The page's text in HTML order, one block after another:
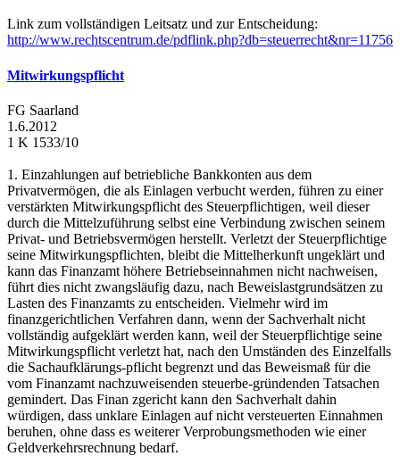
Link zum vollständigen Leitsatz und zur Entscheidung:
http://www.rechtscentrum.de/pdflink.php?db=steuerrecht&nr=11756
Mitwirkungspflicht
FG Saarland
1.6.2012
1 K 1533/10
1. Einzahlungen auf betriebliche Bankkonten aus dem
Privatvermögen, die als Einlagen verbucht werden, führen zu einer
verstärkten Mitwirkungspflicht des Steuerpflichtigen, weil dieser
durch die Mittelzuführung selbst eine Verbindung zwischen seinem
Privat- und Betriebsvermögen herstellt. Verletzt der Steuerpflichtige
seine Mitwirkungspflichten, bleibt die Mittelherkunft ungeklärt und
kann das Finanzamt höhere Betriebseinnahmen nicht nachweisen,
führt dies nicht zwangsläufig dazu, nach Beweislastgrundsätzen zu
Lasten des Finanzamts zu entscheiden. Vielmehr wird im
finanzgerichtlichen Verfahren dann, wenn der Sachverhalt nicht
vollständig aufgeklärt werden kann, weil der Steuerpflichtige seine
Mitwirkungspflicht verletzt hat, nach den Umständen des Einzelfalls
die Sachaufklärungs-pflicht begrenzt und das Beweismaß für die
vom Finanzamt nachzuweisenden steuerbe-gründenden Tatsachen
gemindert. Das Finan zgericht kann den Sachverhalt dahin
würdigen, dass unklare Einlagen auf nicht versteuerten Einnahmen
beruhen, ohne dass es weiterer Verprobungsmethoden wie einer
Geldverkehrsrechnung bedarf.